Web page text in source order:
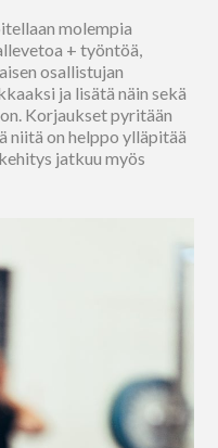
molempia
+ työntöä,
osallistujan
ja lisätä näin sekä
Korjaukset pyritään
niitä on helppo ylläpitää
jatkuu myös